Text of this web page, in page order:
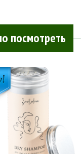
посмотреть